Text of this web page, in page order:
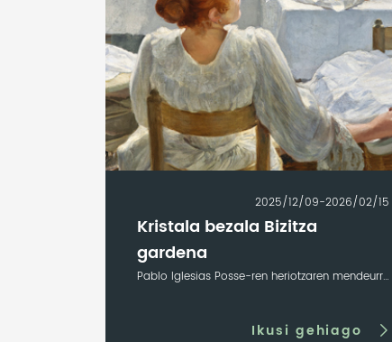
2025/12/09-2026/02/15
Kristala bezala Bizitza
gardena
Pablo Iglesias Posse-ren heriotzaren mendeurrena
Ikusi gehiago